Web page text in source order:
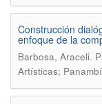
Construcción
enfoque de la
Barbosa, Araceli.
Artísticas;